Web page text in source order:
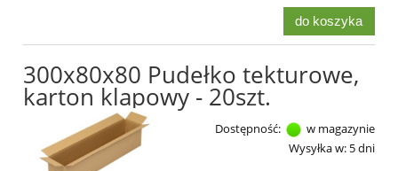
do koszyka
300x80x80 Pudełko tekturowe,
karton klapowy - 20szt.
Dostępność:
w magazynie
Wysyłka w: 5 dni